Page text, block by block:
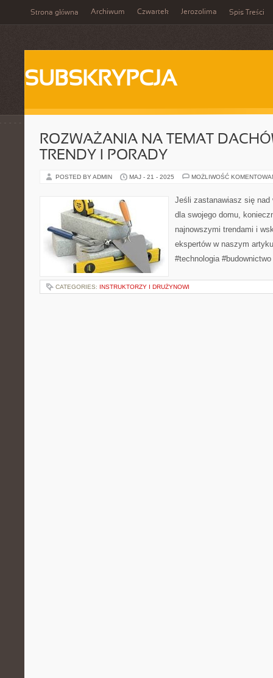
Strona główna Archiwum Czwartek Jerozolima Spis Treści
SUBSKRYPCJA
ROZWAŻANIA NA TEMAT
TRENDY I PORADY
POSTED BY ADMIN MAJ - 21 - 2025 MOŻLIWOŚĆ
Jeśli zastanawiasz się nad
dla swojego domu,
najnowszymi trendami i
ekspertów w naszym
#technologia #budownictwo
CATEGORIES: INSTRUKTORZY I DRUŻYNOWI